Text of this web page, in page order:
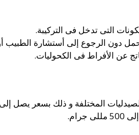
التى تدخل فى التركيبة.
دون الرجوع إلى أستشارة الطبيب
عن الأفراط فى الكحوليات.